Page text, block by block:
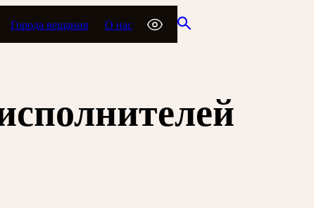
Города вещания О нас